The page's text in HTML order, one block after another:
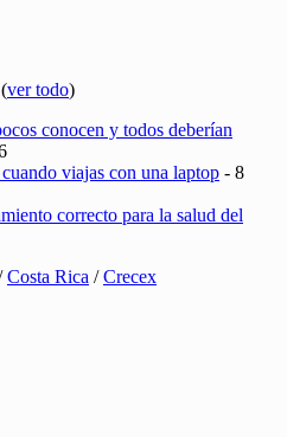
(ver todo)
conocen y todos deberían
viajas con una laptop - 8
correcto para la salud del
Costa Rica /Crecex